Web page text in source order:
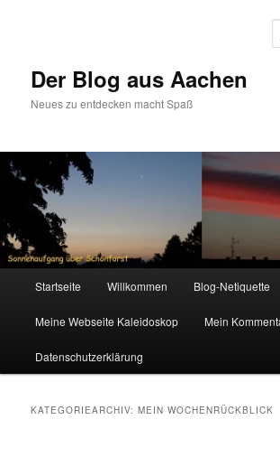
Der Blog aus Aachen
Neues zu entdecken macht Spaß
Startseite Willkommen Blog-Netiquette
Meine Webseite Kaleidoskop Mein
Datenschutzerklärung
KATEGORIEARCHIV:MEIN WOCHENRÜCKBLICK